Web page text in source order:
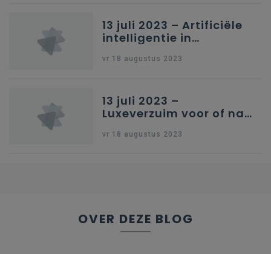
13 juli 2023 – Artificiële
intelligentie in
vr 18 augustus 2023
13 juli 2023 –
Luxeverzuim voor of na
vr 18 augustus 2023
OVER DEZE BLOG